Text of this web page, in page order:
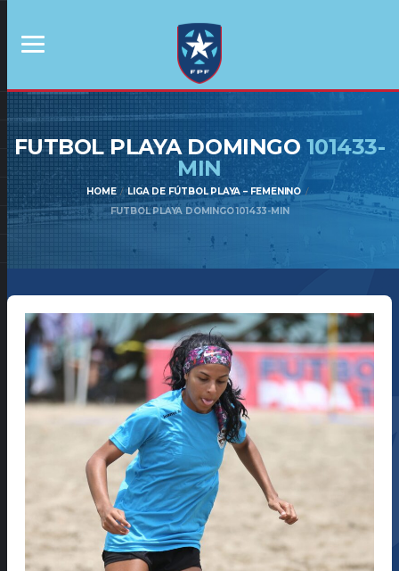
FUTBOL PLAYA DOMINGO 101433-
MIN
HOME
LIGA DE FÚTBOL PLAYA – FEMENINO
FUTBOL PLAYA DOMINGO 101433-MIN